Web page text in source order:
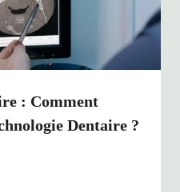
: Comment
Dentaire ?